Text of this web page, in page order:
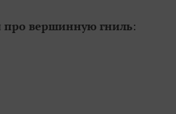
про вершинную гниль: